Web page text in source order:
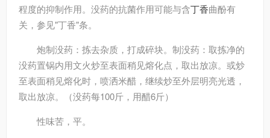
程度的抑制作用。没药的抗菌作用可能与含丁香曲酚有
关，参见"丁香"条。
炮制没药：拣去杂质，打成碎块。制没药：取拣净的
没药置锅内用文火炒至表面稍见熔化点，取出放凉。或炒
至表面稍见熔化时，喷洒米醋，继续炒至外层明亮光透，
取出放凉。（没药每100斤，用醋6斤）
性味苦，平。